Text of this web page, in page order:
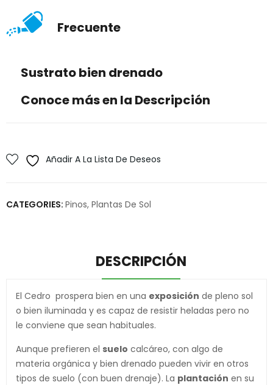
Frecuente
Sustrato bien drenado
Conoce más en la Descripción
Añadir A La Lista De Deseos
CATEGORIES: Pinos, Plantas De Sol
DESCRIPCIÓN
El Cedro prospera bien en una exposición de pleno sol
o bien iluminada y es capaz de resistir heladas pero no
le conviene que sean habituales.
Aunque prefieren el suelo calcáreo, con algo de
materia orgánica y bien drenado pueden vivir en otros
tipos de suelo (con buen drenaje). La plantación en su